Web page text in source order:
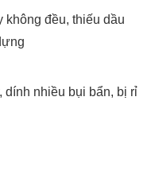
không đều, thiếu dầu
dính nhiều bụi bẩn, bị rỉ